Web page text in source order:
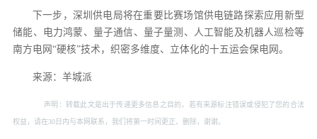
下一步，深圳供电局将在重要比赛场馆供电链路探索应用新型
储能、电力鸿蒙、量子通信、量子量测、人工智能及机器人巡检等
南方电网“硬核”技术，织密多维度、立体化的十五运会保电网。
来源：羊城派
声明：转载此文是出于传递更多信息之目的，若有来源标注错误或侵犯了您的合法
权益，请在30日内与本网联系，我们将第一时间更正、删除，谢谢。